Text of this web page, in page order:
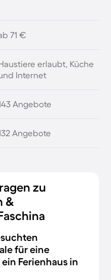
71 €
erlaubt, Küche
Internet
Angebote
Angebote
zu
&
für eine
Ferienhaus in